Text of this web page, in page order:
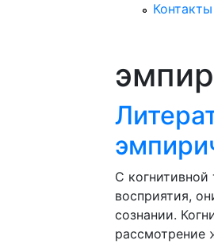
Контакты
С
восприятия,
сознании.
рассмотрение